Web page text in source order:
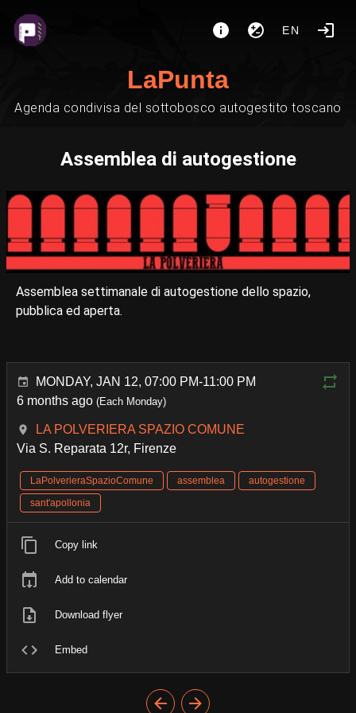
EN
LaPunta
Agenda condivisa del sottobosco autogestito toscano
Assemblea di autogestione
Assemblea settimanale di autogestione dello spazio,
pubblica ed aperta.
MONDAY, JAN 12, 07:00 PM-11:00 PM
6 months ago (Each Monday)
LA POLVERIERA SPAZIO COMUNE
Via S. Reparata 12r, Firenze
LaPolverieraSpazioComune assemblea
autogestione
sant'apollonia
Copy link
Add to calendar
Download flyer
Embed